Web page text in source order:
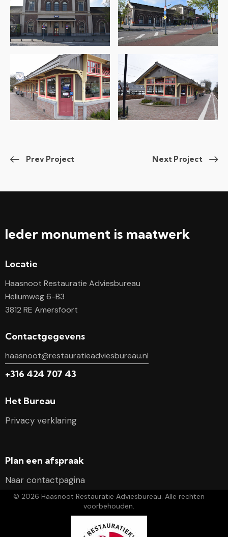
Prev Project Next Project
Ieder monument is maatwerk
Locatie
Haasnoot Restauratie Adviesbureau
Heliumweg 6-B3
3812 RE Amersfoort
Contactgegevens
haasnoot@restauratieadviesbureau.nl
+316 424 707 43
Het Bureau
Privacy verklaring
Plan een afspraak
Naar contactpagina
© 2026 Haasnoot Restauratie Adviesbureau. Alle rechten
voorbehouden.